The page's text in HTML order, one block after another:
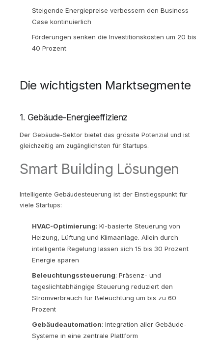
Steigende Energiepreise verbessern den Business
Case kontinuierlich
Förderungen senken die Investitionskosten um 20 bis
40 Prozent
Die wichtigsten Marktsegmente
1. Gebäude-Energieeffizienz
Der Gebäude-Sektor bietet das grösste Potenzial und ist
gleichzeitig am zugänglichsten für Startups.
Smart Building Lösungen
Intelligente Gebäudesteuerung ist der Einstiegspunkt für
viele Startups:
HVAC-Optimierung: KI-basierte Steuerung von
Heizung, Lüftung und Klimaanlage. Allein durch
intelligente Regelung lassen sich 15 bis 30 Prozent
Energie sparen
Beleuchtungssteuerung: Präsenz- und
tageslichtabhängige Steuerung reduziert den
Stromverbrauch für Beleuchtung um bis zu 60
Prozent
Gebäudeautomation: Integration aller Gebäude-
Systeme in eine zentrale Plattform